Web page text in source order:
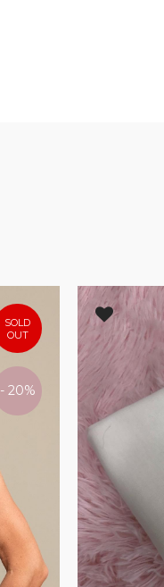
SOLD
OUT
- 20%